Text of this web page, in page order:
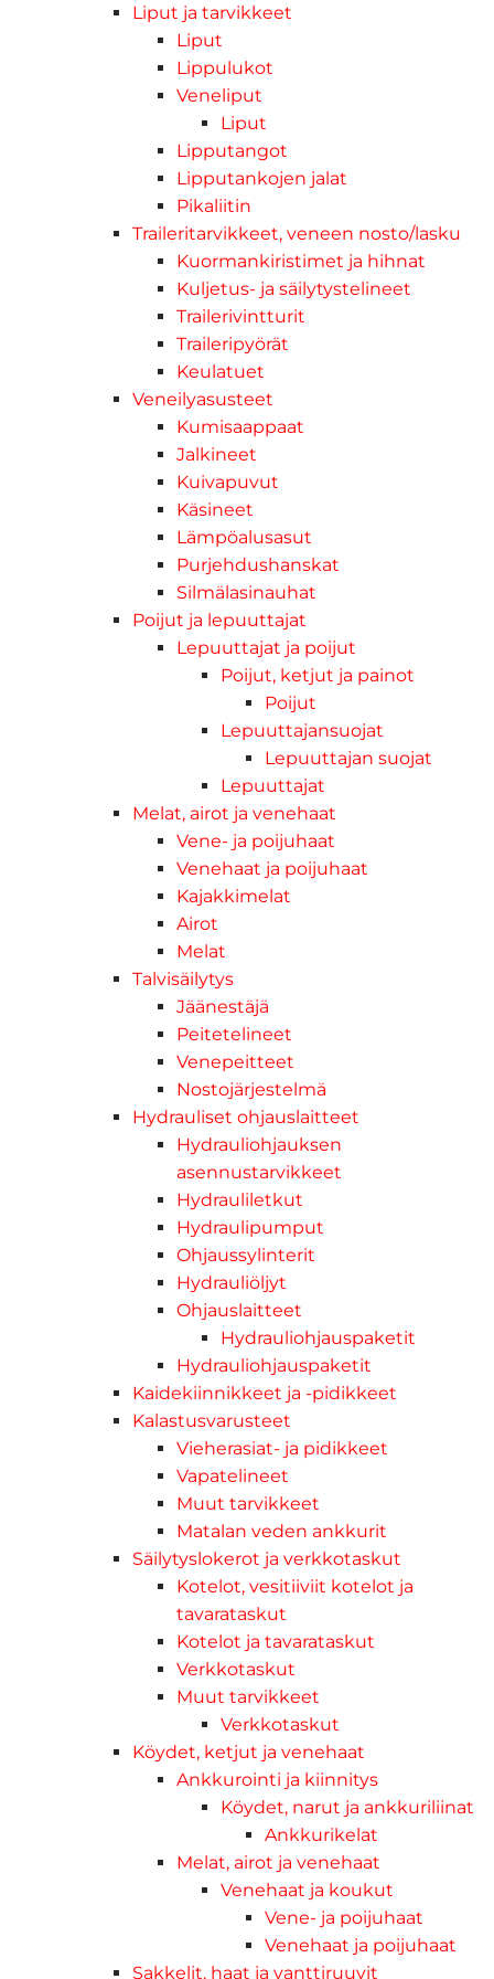
Liput ja tarvikkeet
Liput
Lippulukot
Veneliput
Liput
Lipputangot
Lipputankojen jalat
Pikaliitin
Traileritarvikkeet, veneen nosto/lasku
Kuormankiristimet ja hihnat
Kuljetus- ja säilytystelineet
Trailerivintturit
Traileripyörät
Keulatuet
Veneilyasusteet
Kumisaappaat
Jalkineet
Kuivapuvut
Käsineet
Lämpöalusasut
Purjehdushanskat
Silmälasinauhat
Poijut ja lepuuttajat
Lepuuttajat ja poijut
Poijut, ketjut ja painot
Poijut
Lepuuttajansuojat
Lepuuttajan suojat
Lepuuttajat
Melat, airot ja venehaat
Vene- ja poijuhaat
Venehaat ja poijuhaat
Kajakkimelat
Airot
Melat
Talvisäilytys
Jäänestäjä
Peitetelineet
Venepeitteet
Nostojärjestelmä
Hydrauliset ohjauslaitteet
Hydrauliohjauksen
asennustarvikkeet
Hydrauliletkut
Hydraulipumput
Ohjaussylinterit
Hydrauliöljyt
Ohjauslaitteet
Hydrauliohjauspaketit
Hydrauliohjauspaketit
Kaidekiinnikkeet ja -pidikkeet
Kalastusvarusteet
Vieherasiat- ja pidikkeet
Vapatelineet
Muut tarvikkeet
Matalan veden ankkurit
Säilytyslokerot ja verkkotaskut
Kotelot, vesitiiviit kotelot ja
tavarataskut
Kotelot ja tavarataskut
Verkkotaskut
Muut tarvikkeet
Verkkotaskut
Köydet, ketjut ja venehaat
Ankkurointi ja kiinnitys
Köydet, narut ja ankkuriliinat
Ankkurikelat
Melat, airot ja venehaat
Venehaat ja koukut
Vene- ja poijuhaat
Venehaat ja poijuhaat
Sakkelit, haat ja vanttiruuvit